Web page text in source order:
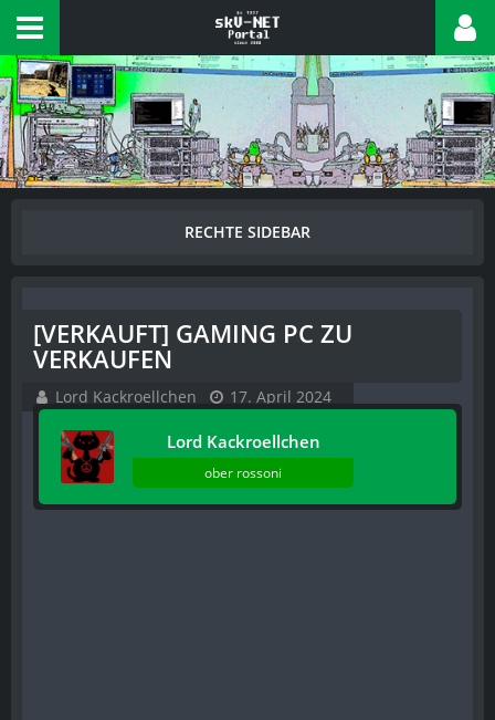
[VERKAUFT] GAMING PC ZU
VERKAUFEN
Lord Kackroellchen 17. April 2024
Lord Kackroellchen
ober rossoni